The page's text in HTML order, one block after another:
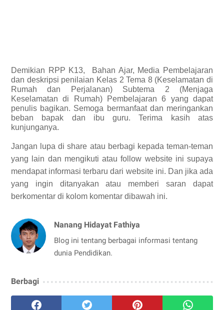
Demikian RPP K13,
Bahan Ajar, Media Pembelajaran
dan deskripsi penilaian Kelas 2 Tema 8 (Keselamatan di
Rumah dan Perjalanan) Subtema 2 (Menjaga
Keselamatan di Rumah) Pembelajaran 6 yang dapat
penulis bagikan. Semoga bermanfaat dan meringankan
beban bapak dan ibu guru. Terima kasih atas
kunjunganya.
Jangan lupa di share atau berbagi kepada teman-teman
yang lain dan mengikuti atau follow website ini supaya
mendapat informasi terbaru dari website ini. Dan jika ada
yang ingin ditanyakan atau memberi saran dapat
berkomentar di kolom komentar dibawah ini.
Nanang Hidayat Fathiya
Blog ini tentang berbagai informasi tentang
dunia Pendidikan.
Berbagi